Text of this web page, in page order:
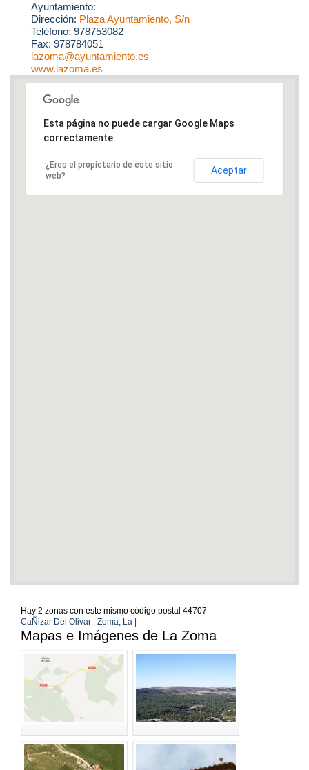
Ayuntamiento:
Dirección: Plaza Ayuntamiento, S/n
Teléfono: 978753082
Fax: 978784051
lazoma@ayuntamiento.es
www.lazoma.es
Esta página no puede cargar Google Maps
correctamente.
¿Eres el propietario de este sitio
web?
Aceptar
Hay 2 zonas con este mismo código postal 44707
CaÑizar Del Olivar | Zoma, La |
Mapas e Imágenes de La Zoma